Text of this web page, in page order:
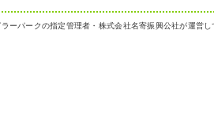
ーパークの指定管理者・株式会社名寄振興公社が運営